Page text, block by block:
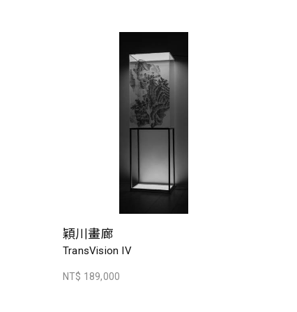
穎川畫廊
TransVision IV
NT$ 189,000